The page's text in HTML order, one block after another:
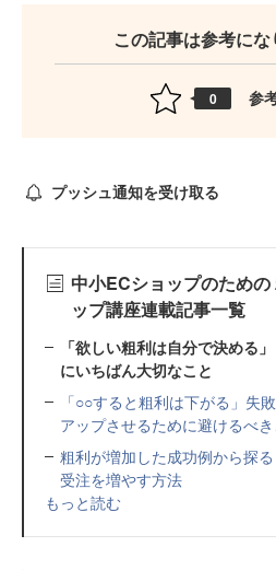
この記事は参考にな
0 参
プッシュ通知を受け取る
中小ECショップのため
ップ講座連載記事一覧
「欲しい粗利は自分で決め
にいちばん大切なこと
「○○すると粗利は下がる」失
アップさせるために避けるべき
粗利が増加した成功例から探
受注を増やす方法
もっと読む